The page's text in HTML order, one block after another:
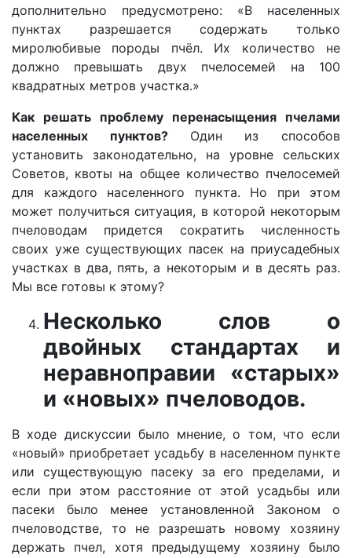
дополнительно предусмотрено: «В населенных
пунктах разрешается содержать только
миролюбивые породы пчёл. Их количество не
должно превышать двух пчелосемей на 100
квадратных метров участка.»
Как решать проблему перенасыщения пчелами
населенных пунктов? Один из способов
установить законодательно, на уровне сельских
Советов, квоты на общее количество пчелосемей
для каждого населенного пункта. Но при этом
может получиться ситуация, в которой некоторым
пчеловодам придется сократить численность
своих уже существующих пасек на приусадебных
участках в два, пять, а некоторым и в десять раз.
Мы все готовы к этому?
Несколько слов о
двойных стандартах и
неравноправии «старых»
и «новых» пчеловодов.
В ходе дискуссии было мнение, о том, что если
«новый» приобретает усадьбу в населенном пункте
или существующую пасеку за его пределами, и
если при этом расстояние от этой усадьбы или
пасеки было менее установленной Законом о
пчеловодстве, то не разрешать новому хозяину
держать пчел, хотя предыдущему хозяину было